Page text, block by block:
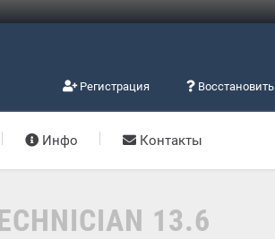
Регистрация Восстановить
Инфо Контакты
13.6